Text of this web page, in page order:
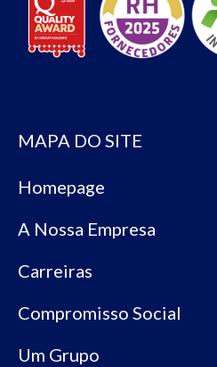
MAPA DO SITE
Homepage
A Nossa Empresa
Carreiras
Compromisso Social
Um Grupo